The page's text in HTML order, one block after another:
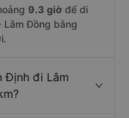
9.3 giờ để di
Lâm Đồng bằng
Định đi Lâm